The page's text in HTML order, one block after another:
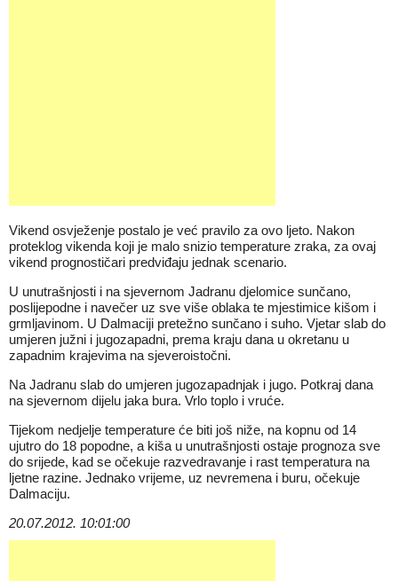
Vikend osvježenje postalo je već pravilo za ovo ljeto. Nakon
proteklog vikenda koji je malo snizio temperature zraka, za ovaj
vikend prognostičari predviđaju jednak scenario.
U unutrašnjosti i na sjevernom Jadranu djelomice sunčano,
poslijepodne i navečer uz sve više oblaka te mjestimice kišom i
grmljavinom. U Dalmaciji pretežno sunčano i suho. Vjetar slab do
umjeren južni i jugozapadni, prema kraju dana u okretanu u
zapadnim krajevima na sjeveroistočni.
Na Jadranu slab do umjeren jugozapadnjak i jugo. Potkraj dana
na sjevernom dijelu jaka bura. Vrlo toplo i vruće.
Tijekom nedjelje temperature će biti još niže, na kopnu od 14
ujutro do 18 popodne, a kiša u unutrašnjosti ostaje prognoza sve
do srijede, kad se očekuje razvedravanje i rast temperatura na
ljetne razine. Jednako vrijeme, uz nevremena i buru, očekuje
Dalmaciju.
20.07.2012. 10:01:00